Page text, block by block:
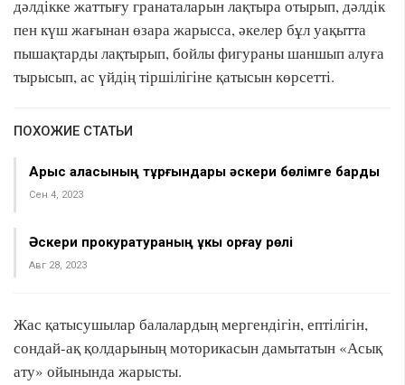
дәлдікке жаттығу гранаталарын лақтыра отырып, дәлдік
пен күш жағынан өзара жарысса, әкелер бұл уақытта
пышақтарды лақтырып, бойлы фигураны шаншып алуға
тырысып, ас үйдің тіршілігіне қатысын көрсетті.
ПОХОЖИЕ СТАТЬИ
Арыс қаласының тұрғындары әскери бөлімге барды
Сен 4, 2023
Әскери прокуратураның құкық қорғау рөлі
Авг 28, 2023
Жас қатысушылар балалардың мергендігін, ептілігін,
сондай-ақ қолдарының моторикасын дамытатын «Асық
ату» ойынында жарысты.